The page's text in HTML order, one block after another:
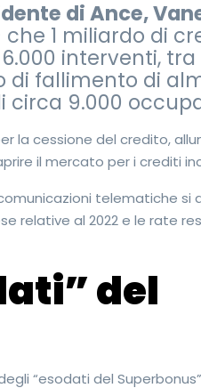
di Ance,
1 miliardo di
interventi, tra
fallimento di
circa 9.000
la cessione del credito,
il mercato per i crediti
telematiche si
relative al 2022 e le rate
del
“esodati del